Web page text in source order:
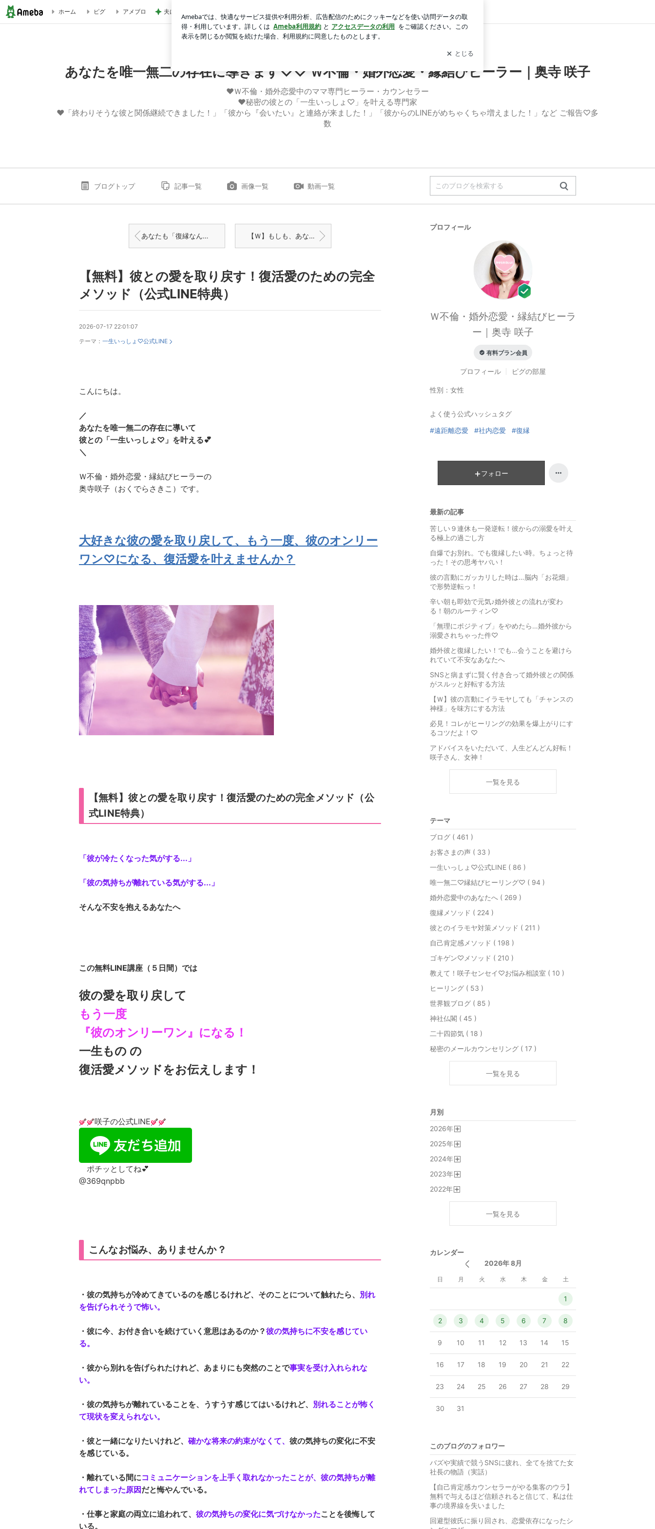
【無料】復活愛のための完全メソッド | あなたを唯一無二の存在に導きます♡♡ Ｗ不倫・婚外恋愛・縁結びヒーラー｜奥寺 咲子
ホーム ピグ アメブロ 夫に隠れてこっそり続けた塾通い ログイン
あなたを唯一無二の存在に導きます♡♡ Ｗ不倫・婚外恋愛・縁結びヒーラー｜奥寺 咲子
❤︎Ｗ不倫・婚外恋愛中のママ専門ヒーラー・カウンセラー
❤︎秘密の彼との「一生いっしょ♡」を叶える専門家
❤︎「終わりそうな彼と関係継続できました！」「彼から『会いたい』と連絡が来ました！」「彼からのLINEがめちゃくちゃ増えました！」など ご報告♡多
数
ブログトップ 記事一覧 画像一覧 動画一覧
あなたも「復縁なんてカーンタン♡』って思えるようになりますよ 【Ｗ】もしも、あなたが男だったら…「ぶっ壊す女」を選びますか？
【無料】彼との愛を取り戻す！復活愛のための完全
メソッド（公式LINE特典）
2026-07-17 22:01:07
テーマ： 一生いっしょ♡公式LINE
こんにちは。
／
あなたを唯一無二の存在に導いて
彼との「一生いっしょ♡」を叶える💕
＼
Ｗ不倫・婚外恋愛・縁結びヒーラーの
奥寺咲子（おくでらさきこ）です。
大好きな彼の愛を取り戻して、もう一度、彼のオンリー
ワン♡になる、復活愛を叶えませんか？
【無料】彼との愛を取り戻す！復活愛のための完全メソッド（公
式LINE特典）
「彼が冷たくなった気がする...」
「彼の気持ちが離れている気がする...」
そんな不安を抱えるあなたへ
この無料LINE講座（５日間） では
彼の愛を取り戻して
もう一度
『彼のオンリーワン』になる！
一生もの の
復活愛メソッドをお伝えします！
咲子の公式LINE
ポチッとしてね💕
@369qnpbb
こんなお悩み、ありませんか？
・彼の気持ちが冷めてきているのを感じるけれど、そのことについて触れたら、 別れ
を告げられそうで怖い。
・彼に今、お付き合いを続けていく意思はあるのか？彼の気持ちに不安を感じてい
る。
・彼から別れを告げられたけれど、あまりにも突然のことで事実を受け入れられな
い。
・彼の気持ちが離れていることを、うすうす感じてはいるけれど、 別れることが怖く
て現状を変えられない。
・彼と一緒になりたいけれど、 確かな将来の約束がなくて、 彼の気持ちの変化に不安
を感じている。
・離れている間にコミュニケーションを上手く取れなかったことが、彼の気持ちが離
れてしまった原因だと悔やんでいる。
・仕事と家庭の両立に追われて、 彼の気持ちの変化に気づけなかったことを後悔して
いる。
プロフィール
Ｗ不倫・婚外恋愛・縁結びヒーラ
ー｜奥寺 咲子
有料プラン会員
プロフィール ピグの部屋
性別： 女性
よく使う公式ハッシュタグ
#遠距離恋愛 #社内恋愛 #復縁
フォロー
最新の記事
苦しい９連休も一発逆転！彼からの溺愛を叶え
る極上の過ごし方
自爆でお別れ。でも復縁したい時。ちょっと待
った！その思考ヤバい！
彼の言動にガッカリした時は…脳内「お花畑」
で形勢逆転っ！
辛い朝も即効で元気♪婚外彼との流れが変わ
る！朝のルーティン♡
「無理にポジティブ」をやめたら…婚外彼から
溺愛されちゃった件♡
婚外彼と復縁したい！でも…会うことを避けら
れていて不安なあなたへ
SNSと病まずに賢く付き合って婚外彼との関係
がスルッと好転する方法
【Ｗ】彼の言動にイラモヤしても「チャンスの
神様」を味方にする方法
必見！コレがヒーリングの効果を爆上がりにす
るコツだよ！♡
アドバイスをいただいて、人生どんどん好転！
咲子さん、女神！
一覧を見る
テーマ
ブログ ( 461 )
お客さまの声 ( 33 )
一生いっしょ♡公式LINE ( 86 )
唯一無二♡縁結びヒーリング♡ ( 94 )
婚外恋愛中のあなたへ ( 269 )
復縁メソッド ( 224 )
彼とのイラモヤ対策メソッド ( 211 )
自己肯定感メソッド ( 198 )
ゴキゲン♡メソッド ( 210 )
教えて！咲子センセイ♡お悩み相談室 ( 10 )
ヒーリング ( 53 )
世界観ブログ ( 85 )
神社仏閣 ( 45 )
二十四節気 ( 18 )
秘密のメールカウンセリング ( 17 )
一覧を見る
月別
2026年
2025年
2024年
2023年
2022年
一覧を見る
カレンダー
2026年 8月
日 月 火 水 木 金 土
1
2 3 4 5 6 7 8
9 10 11 12 13 14 15
16 17 18 19 20 21 22
23 24 25 26 27 28 29
30 31
このブログのフォロワー
バズや実績で競うSNSに疲れ、全てを捨てた女
社長の物語（実話）
【自己肯定感カウンセラーがやる集客のウラ】
無料で与えるほど信頼されると信じて、私は仕
事の境界線を失いました
回避型彼氏に振り回され、恋愛依存になったシ